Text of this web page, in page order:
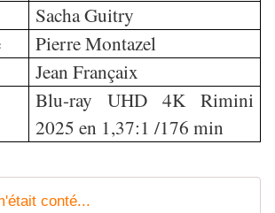
Sacha Guitry
Pierre Montazel
Jean Françaix
Blu-ray UHD 4K Rimini
2025 en 1,37:1 /176 min
conté...